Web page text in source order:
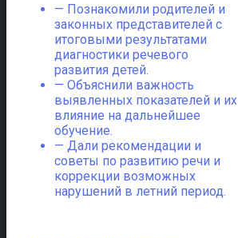
— Познакомили родителей и
законных представителей с
итоговыми результатами
диагностики речевого
развития детей.
— Объяснили важность
выявленных показателей и их
влияние на дальнейшее
обучение.
— Дали рекомендации и
советы по развитию речи и
коррекции возможных
нарушений в летний период.